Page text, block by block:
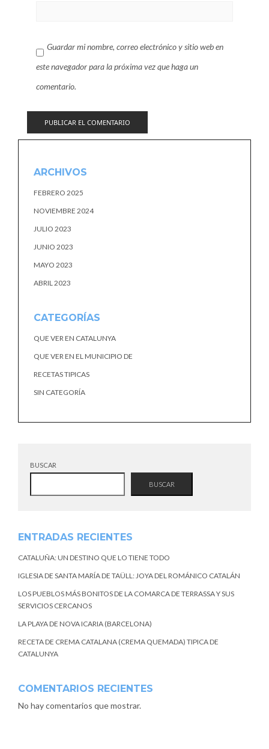
Guardar mi nombre, correo electrónico y sitio web en
este navegador para la próxima vez que haga un
comentario.
ARCHIVOS
FEBRERO 2025
NOVIEMBRE 2024
JULIO 2023
JUNIO 2023
MAYO 2023
ABRIL 2023
CATEGORÍAS
QUE VER EN CATALUNYA
QUE VER EN EL MUNICIPIO DE
RECETAS TIPICAS
SIN CATEGORÍA
BUSCAR
BUSCAR
ENTRADAS RECIENTES
CATALUÑA: UN DESTINO QUE LO TIENE TODO
IGLESIA DE SANTA MARÍA DE TAÜLL: JOYA DEL ROMÁNICO CATALÁN
LOS PUEBLOS MÁS BONITOS DE LA COMARCA DE TERRASSA Y SUS
SERVICIOS CERCANOS
LA PLAYA DE NOVA ICARIA (BARCELONA)
RECETA DE CREMA CATALANA (CREMA QUEMADA) TIPICA DE
CATALUNYA
COMENTARIOS RECIENTES
No hay comentarios que mostrar.